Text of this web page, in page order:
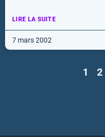
LIRE LA SUITE
7 mars 2002
1 2